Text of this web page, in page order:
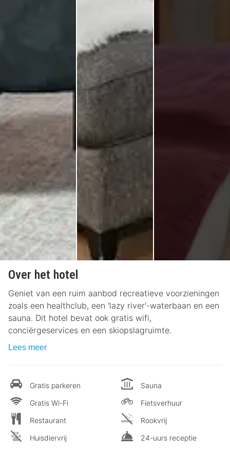
Over het hotel
Geniet van een ruim aanbod recreatieve voorzieningen
zoals een healthclub, een 'lazy river'-waterbaan en een
sauna. Dit hotel bevat ook gratis wifi,
conciërgeservices en een skiopslagruimte.
Lees meer
Gratis parkeren
Gratis Wi-Fi
Restaurant
Huisdiervrij
Sauna
Fietsverhuur
Rookvrij
24-uurs receptie